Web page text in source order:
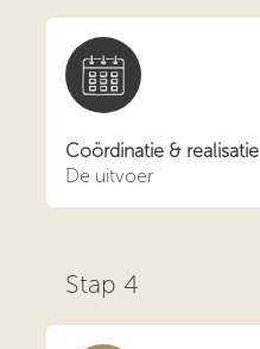
Coördinatie & realisatie
De uitvoer
Stap 4